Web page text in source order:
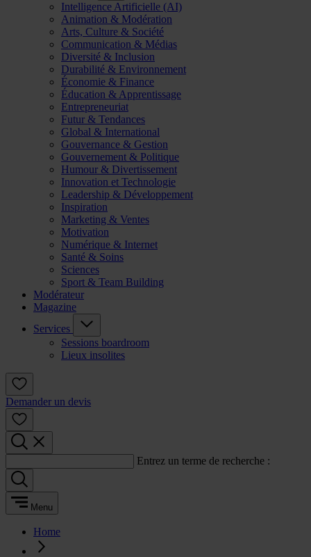
Intelligence Artificielle (AI)
Animation & Modération
Arts, Culture & Société
Communication & Médias
Diversité & Inclusion
Durabilité & Environnement
Économie & Finance
Éducation & Apprentissage
Entrepreneuriat
Futur & Tendances
Global & International
Gouvernance & Gestion
Gouvernement & Politique
Humour & Divertissement
Innovation et Technologie
Leadership & Développement
Inspiration
Marketing & Ventes
Motivation
Numérique & Internet
Santé & Soins
Sciences
Sport & Team Building
Modérateur
Magazine
Services
Sessions boardroom
Lieux insolites
Demander un devis
Entrez un terme de recherche :
Menu
Home